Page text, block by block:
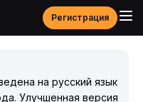
Регистрация
на русский язык
Улучшенная версия